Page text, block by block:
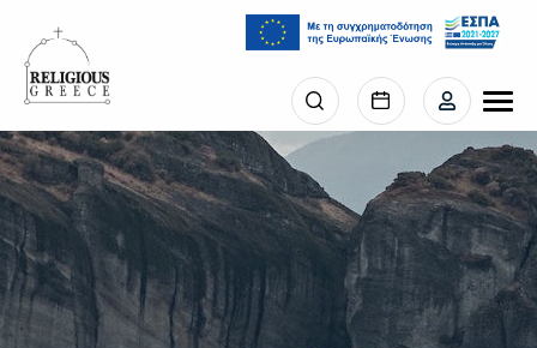
προς
κυρίως
περιεχόμενο
Menu
section
right